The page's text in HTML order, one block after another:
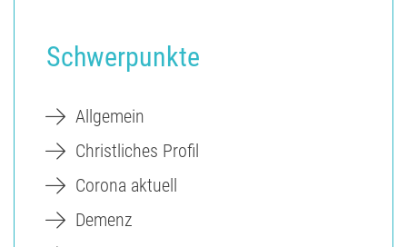
Schwerpunkte
Allgemein
Christliches Profil
Corona aktuell
Demenz